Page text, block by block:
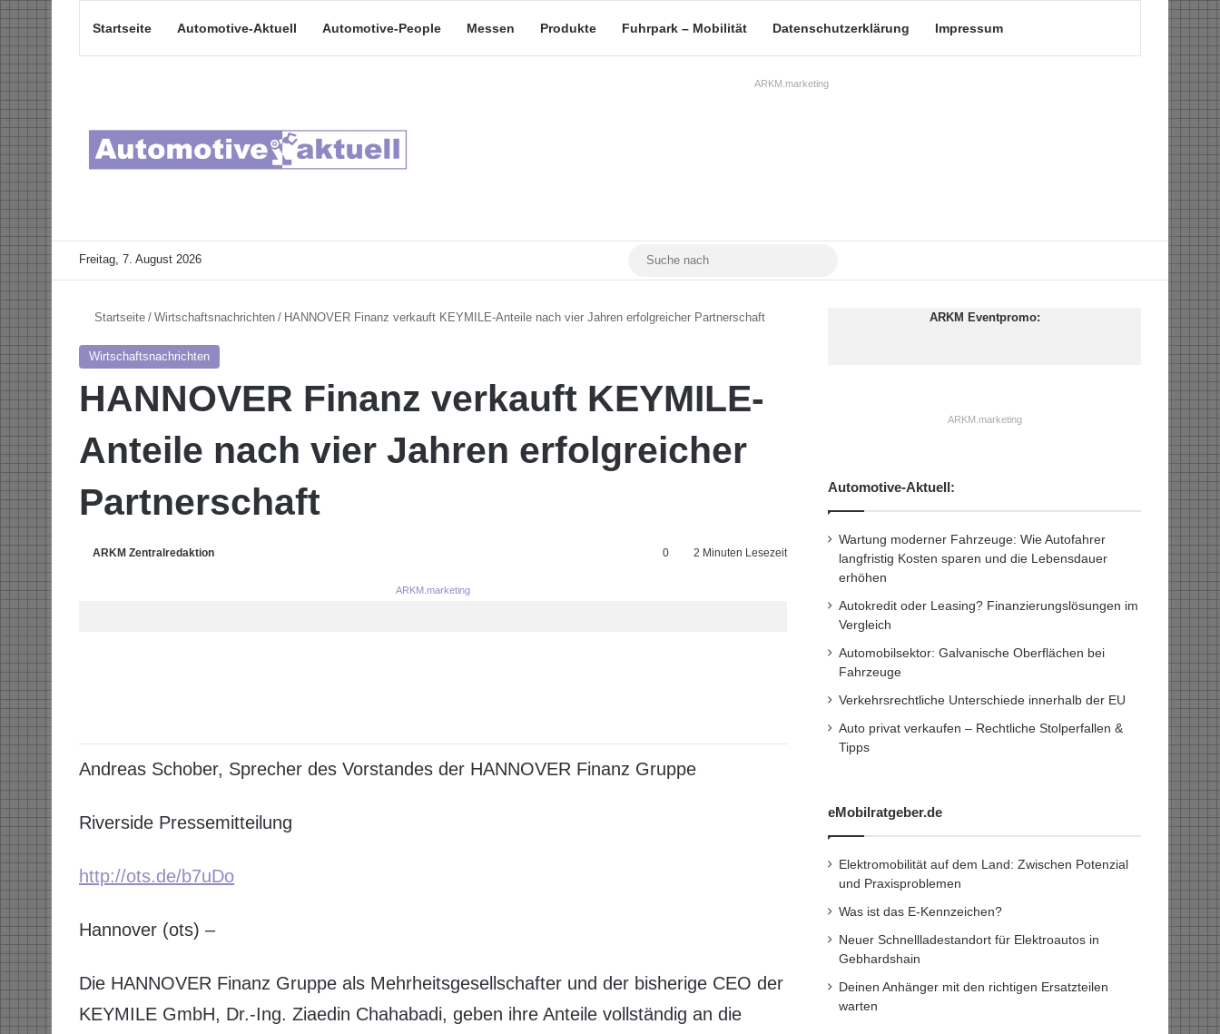
Startseite Automotive-Aktuell Automotive-People Messen Produkte Fuhrpark – Mobilität Datenschutzerklärung Impressum
ARKM.marketing
Freitag, 7. August 2026 YouTubeMastodon
Startseite / Wirtschaftsnachrichten / HANNOVER Finanz verkauft KEYMILE-Anteile nach vier Jahren erfolgreicher Partnerschaft
Wirtschaftsnachrichten
HANNOVER Finanz verkauft KEYMILE-
Anteile nach vier Jahren erfolgreicher
Partnerschaft
ARKM Zentralredaktion 0 2 Minuten Lesezeit
ARKM.marketing
Andreas Schober, Sprecher des Vorstandes der HANNOVER Finanz Gruppe
Riverside Pressemitteilung
http://ots.de/b7uDo
Hannover (ots) –
Die HANNOVER Finanz Gruppe als Mehrheitsgesellschafter und der bisherige CEO der
KEYMILE GmbH, Dr.-Ing. Ziaedin Chahabadi, geben ihre Anteile vollständig an die
ARKM Eventpromo:
ARKM.marketing
Automotive-Aktuell:
Wartung moderner Fahrzeuge: Wie Autofahrer
langfristig Kosten sparen und die Lebensdauer
erhöhen
Autokredit oder Leasing? Finanzierungslösungen im
Vergleich
Automobilsektor: Galvanische Oberflächen bei
Fahrzeuge
Verkehrsrechtliche Unterschiede innerhalb der EU
Auto privat verkaufen – Rechtliche Stolperfallen &
Tipps
eMobilratgeber.de
Elektromobilität auf dem Land: Zwischen Potenzial
und Praxisproblemen
Was ist das E-Kennzeichen?
Neuer Schnellladestandort für Elektroautos in
Gebhardshain
Deinen Anhänger mit den richtigen Ersatzteilen
warten